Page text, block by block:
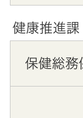
健康推進課
保健総務